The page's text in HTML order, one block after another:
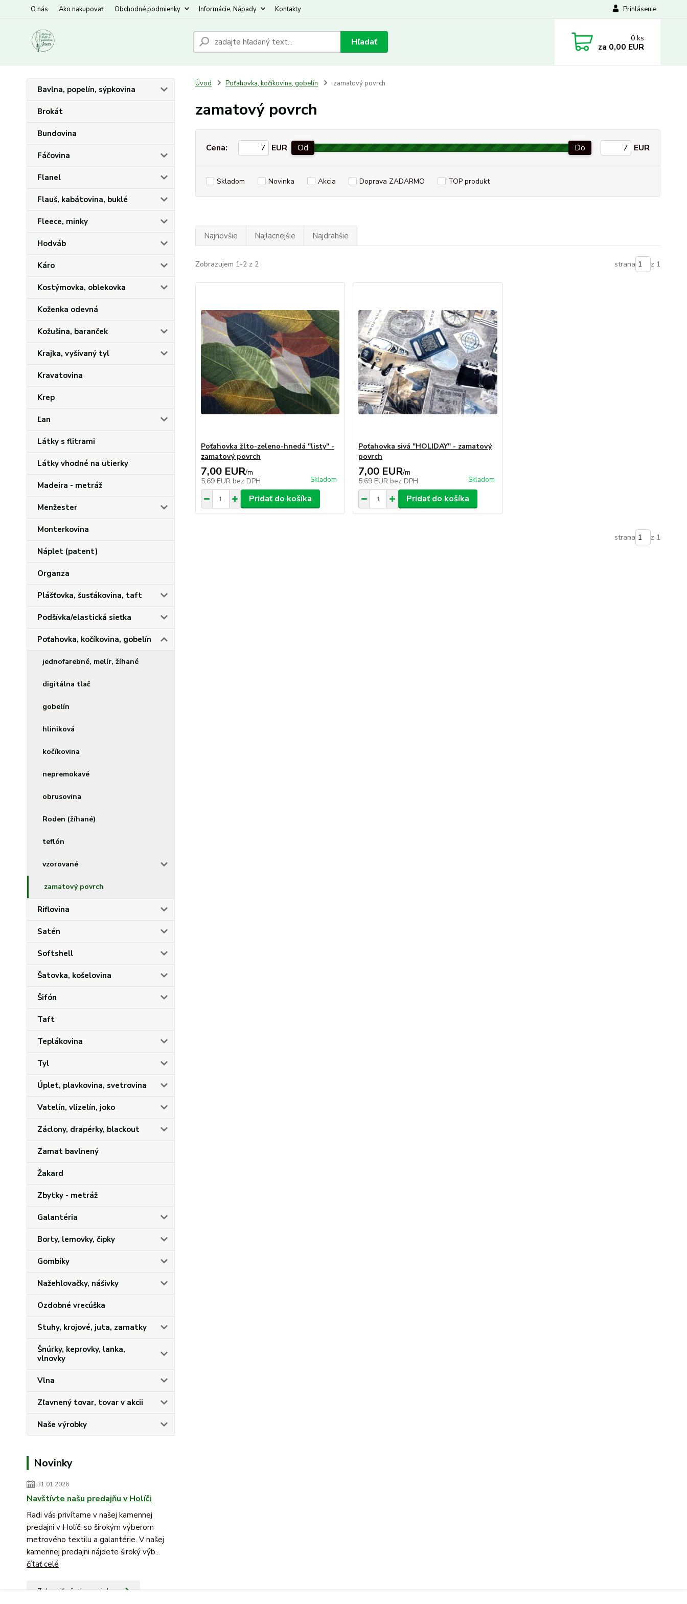
O nás Ako nakupovať Obchodné podmienky Informácie, Nápady Kontakty Prihlásenie
Hľadať 0 ks
za 0,00 EUR
Bavlna, popelín, sýpkovina
Brokát
Bundovina
Fáčovina
Flanel
Flauš, kabátovina, buklé
Fleece, minky
Hodváb
Káro
Kostýmovka, oblekovka
Koženka odevná
Kožušina, baranček
Krajka, vyšívaný tyl
Kravatovina
Krep
Ľan
Látky s flitrami
Látky vhodné na utierky
Madeira - metráž
Menžester
Monterkovina
Náplet (patent)
Organza
Plášťovka, šusťákovina, taft
Podšívka/elastická sieťka
Poťahovka, kočíkovina, gobelín
jednofarebné, melír, žíhané
digitálna tlač
gobelín
hliniková
kočíkovina
nepremokavé
obrusovina
Roden (žíhané)
teflón
vzorované
zamatový povrch
Riflovina
Satén
Softshell
Šatovka, košelovina
Šifón
Taft
Teplákovina
Tyl
Úplet, plavkovina, svetrovina
Vatelín, vlizelín, joko
Záclony, drapérky, blackout
Zamat bavlnený
Žakard
Zbytky - metráž
Galantéria
Borty, lemovky, čipky
Gombíky
Nažehlovačky, nášivky
Ozdobné vrecúška
Stuhy, krojové, juta, zamatky
Šnúrky, keprovky, lanka,
vlnovky
Vlna
Zľavnený tovar, tovar v akcii
Naše výrobky
Novinky
31.01.2026
Navštívte našu predajňu v Holíči
Radi vás privítame v našej kamennej
predajni v Holíči so širokým výberom
metrového textilu a galantérie. V našej
kamennej predajni nájdete široký výb...
čítať celé
Zobraziť všetky novinky
Úvod Poťahovka, kočíkovina, gobelín zamatový povrch
zamatový povrch
Cena: EUR Od Do EUR
Skladom Novinka Akcia Doprava ZADARMO TOP produkt
Najnovšie Najlacnejšie Najdrahšie
Zobrazujem 1-2 z 2 strana z 1
Poťahovka žlto-zeleno-hnedá "listy" -
zamatový povrch
7,00 EUR/m
5,69 EUR bez DPH Skladom
Pridať do košíka
Poťahovka sivá "HOLIDAY" - zamatový
povrch
7,00 EUR/m
5,69 EUR bez DPH Skladom
Pridať do košíka
strana z 1